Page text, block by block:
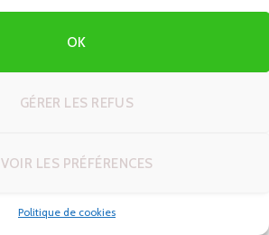
OK
GÉRER LES REFUS
VOIR LES PRÉFÉRENCES
Politique de cookies